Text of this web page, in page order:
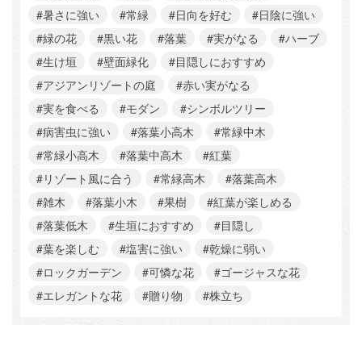
#暑さに強い
#常緑 #日向を好む
#日陰に強い
#緑の花
#黒い花 #落葉 #実がなる
#ハーブ
#生け垣
#壁面緑化
#目隠しにおすすめ
#アジアンリゾートの庭
#赤い実がなる
#実を食べる
#モダン
#シンボルツリー
#病害虫に強い
#落葉小高木
#常緑中木
#常緑小高木
#落葉中高木
#紅葉
#リゾート風に合う
#常緑高木
#落葉高木
#雑木
#落葉小木 #果樹
#紅葉が楽しめる
#落葉低木
#生垣におすすめ
#目隠し
#葉を楽しむ
#塩害に強い
#乾燥に弱い
#ロックガーデン
#可憐な花
#ゴージャスな花
#エレガントな花
#贈り物 #株立ち